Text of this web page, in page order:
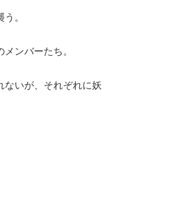
。
ンバーたち。
ないが、それぞれに妖